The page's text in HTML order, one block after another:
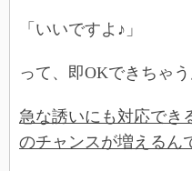
「いいですよ♪」
って、即OKできちゃう
急な誘いにも対応でき
のチャンスが増えるん